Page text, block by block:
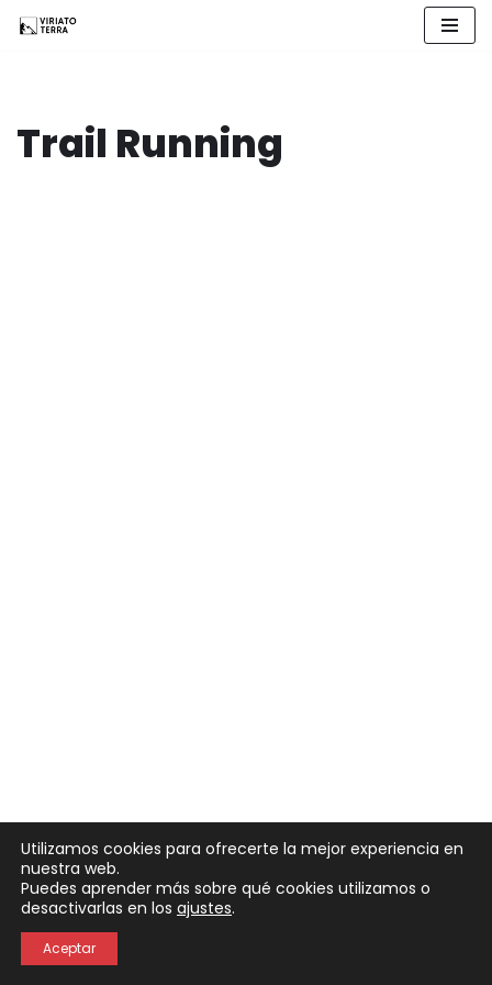
Trail Running
Neve| Funciona gracias aWordPress
Política de Privacidad
Utilizamos cookies para ofrecerte la mejor experiencia en
nuestra web.
Puedes aprender más sobre qué cookies utilizamos o
desactivarlas en los ajustes.
Aceptar